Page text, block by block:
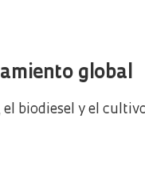
global
el biodiesel y el